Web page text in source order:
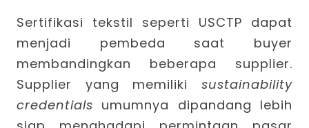
Sertifikasi tekstil seperti USCTP dapat
menjadi pembeda saat buyer
membandingkan beberapa supplier.
Supplier yang memiliki sustainability
credentials umumnya dipandang lebih